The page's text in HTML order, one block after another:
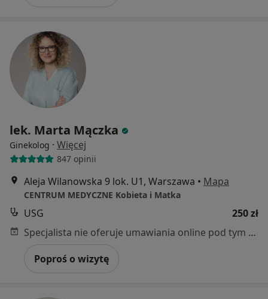
lek. Marta Mączka
Ginekolog · Więcej
847 opinii
Aleja Wilanowska 9 lok. U1, Warszawa • Mapa
CENTRUM MEDYCZNE Kobieta i Matka
USG
250 zł
Specjalista nie oferuje umawiania online pod tym adresem.
Poproś o wizytę